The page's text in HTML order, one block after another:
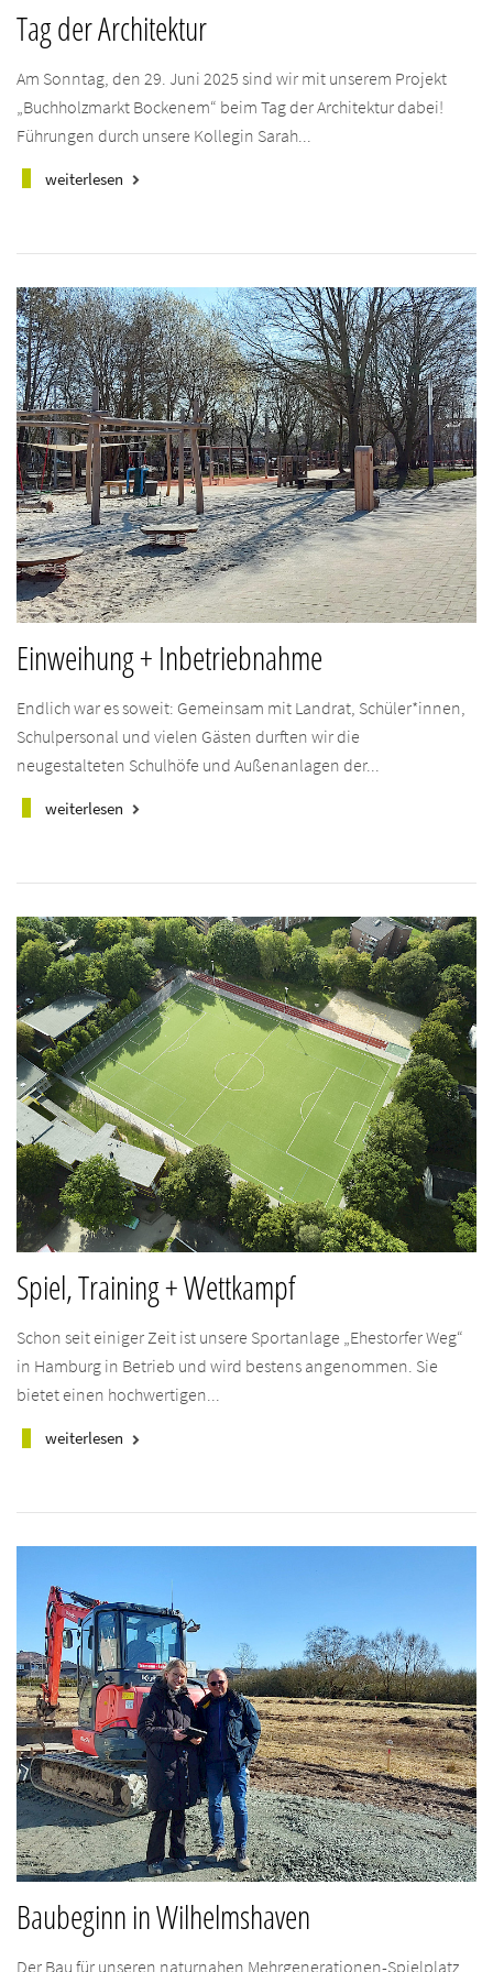
Tag der Architektur
Am Sonntag, den 29. Juni 2025 sind wir mit unserem Projekt
„Buchholzmarkt Bockenem“ beim Tag der Architektur dabei!
Führungen durch unsere Kollegin Sarah...
weiterlesen keyboard_arrow_right
Einweihung + Inbetriebnahme
Endlich war es soweit: Gemeinsam mit Landrat, Schüler*innen,
Schulpersonal und vielen Gästen durften wir die
neugestalteten Schulhöfe und Außenanlagen der...
weiterlesen keyboard_arrow_right
Spiel, Training + Wettkampf
Schon seit einiger Zeit ist unsere Sportanlage „Ehestorfer Weg“
in Hamburg in Betrieb und wird bestens angenommen. Sie
bietet einen hochwertigen...
weiterlesen keyboard_arrow_right
Baubeginn in Wilhelmshaven
Der Bau für unseren naturnahen Mehrgenerationen-Spielplatz